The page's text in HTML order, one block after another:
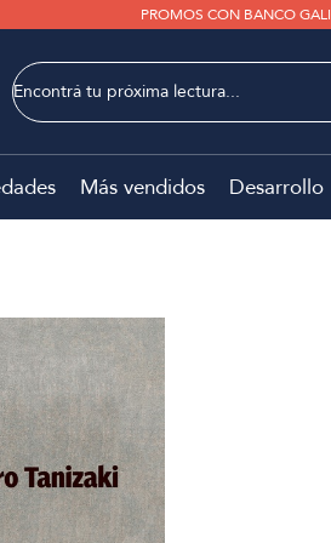
PROMOS CON BANCO
Más vendidos Desarrollo